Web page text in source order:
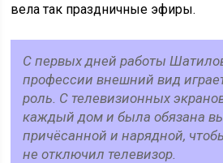
вела так праздничные эфиры.
С первых дней работы
профессии внешний вид
роль. С телевизионных
каждый дом и была обязана
причёсанной и нарядной,
не отключил телевизор.